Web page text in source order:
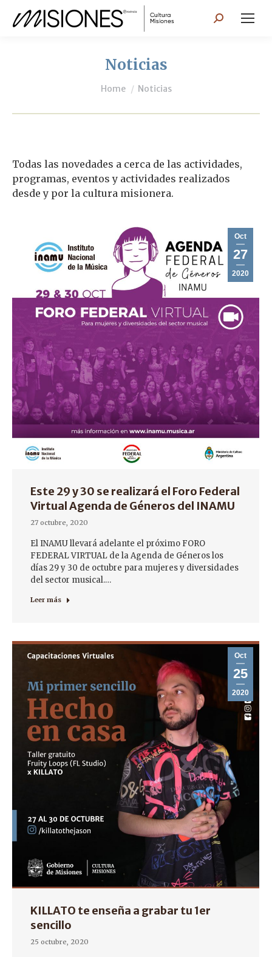
Search:
Noticias
You are here:
Home Noticias
Todas las novedades a cerca de las actividades,
programas, eventos y actividades realizados
desde y por la cultura misionera.
Oct
27
2020
Este 29 y 30 se realizará el Foro Federal
Virtual Agenda de Géneros del INAMU
27 octubre, 2020
El INAMU llevará adelante el próximo FORO
FEDERAL VIRTUAL de la Agenda de Géneros los
días 29 y 30 de octubre para mujeres y diversidades
del sector musical.…
Leer más
Oct
25
2020
KILLATO te enseña a grabar tu 1er
sencillo
25 octubre, 2020